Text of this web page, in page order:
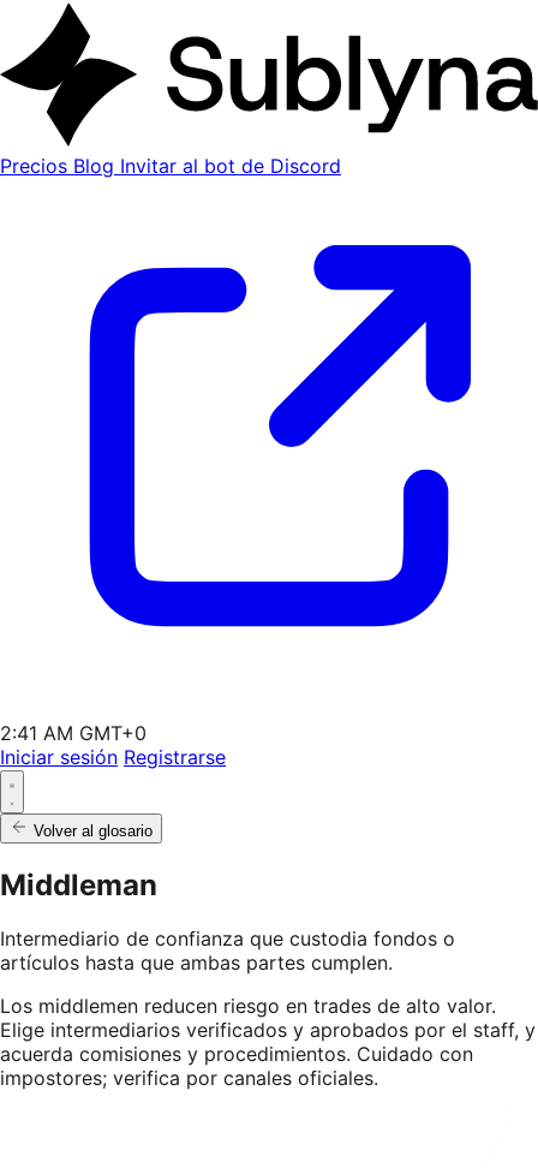
Precios Blog Invitar al bot de Discord
2:41 AM GMT+0
Iniciar sesión Registrarse
Volver al glosario
Middleman
Intermediario de confianza que custodia fondos o
artículos hasta que ambas partes cumplen.
Los middlemen reducen riesgo en trades de alto valor.
Elige intermediarios verificados y aprobados por el staff, y
acuerda comisiones y procedimientos. Cuidado con
impostores; verifica por canales oficiales.